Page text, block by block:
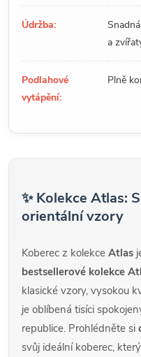
Údržba:
a
Podlahové
vytápění:
Plně
✨ Kolekce Atlas:
orientální vzory
Koberec z kolekce Atlas
bestsellerové kolekce
klasické vzory, vysokou
je oblíbená tisíci
republice. Prohlédněte si
svůj ideální koberec,